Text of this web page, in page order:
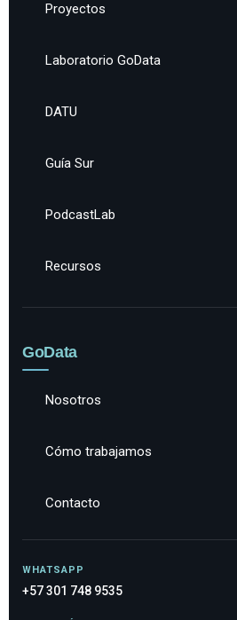
Proyectos
Laboratorio GoData
DATU
Guía Sur
PodcastLab
Recursos
GoData
Nosotros
Cómo trabajamos
Contacto
WHATSAPP
+57 301 748 9535